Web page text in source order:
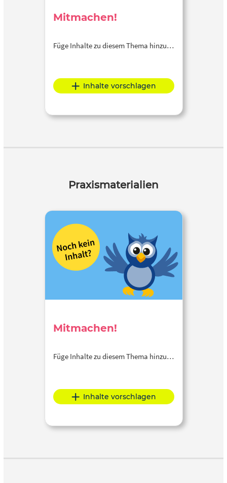
Mitmachen!
Füge Inhalte zu diesem Thema hinzu…
Inhalte vorschlagen
Praxismaterialien
Mitmachen!
Füge Inhalte zu diesem Thema hinzu…
Inhalte vorschlagen